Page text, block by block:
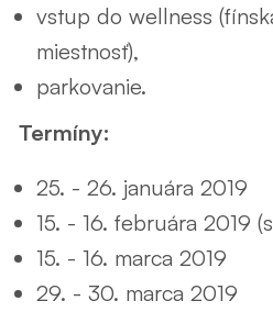
vstup do wellness
miestnosť),
parkovanie.
Termíny:
25. - 26. januára 2019
15. - 16. februára 2019
15. - 16. marca 2019
29. - 30. marca 2019